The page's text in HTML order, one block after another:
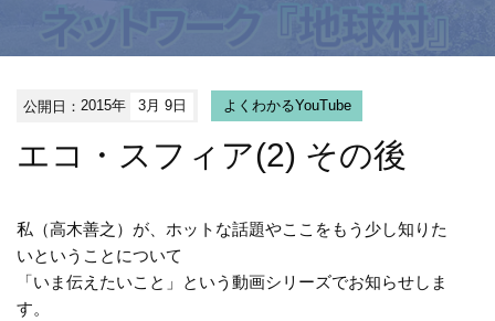
公開日：2015年 3月 9日 よくわかるYouTube
エコ・スフィア(2) その後
私（高木善之）が、ホットな話題やここをもう少し知りた
いということについて
「いま伝えたいこと」という動画シリーズでお知らせしま
す。